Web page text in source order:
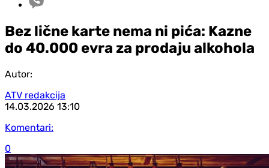
Bez lične karte nema ni pića: Kazne
do 40.000 evra za prodaju alkohola
Autor:
ATV redakcija
14.03.2026 13:10
Komentari:
0